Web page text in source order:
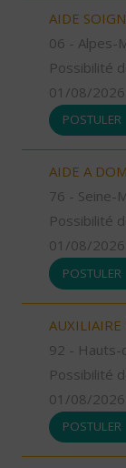
AIDE
06 - Alpes-
Possibilité
01/08/2026
POSTULER
AIDE A
76 - Seine-
Possibilité
01/08/2026
POSTULER
AUXILIAIRE
92 - Hauts-
Possibilité
01/08/2026
POSTULER